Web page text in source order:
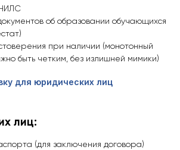
об образовании обучающихся
при наличии (монотонный
быть четким, без излишней мимики)
для юридических лиц
лиц:
(для заключения договора)